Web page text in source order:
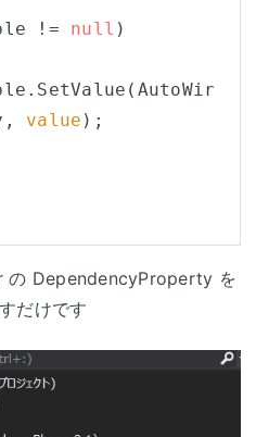
!= null )
value );
DependencyProperty を
だけです